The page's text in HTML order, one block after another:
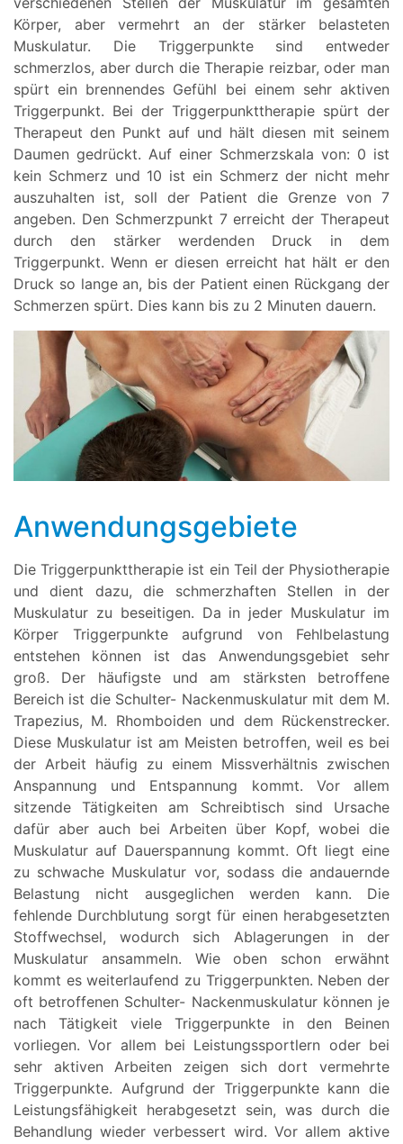
Körper, aber vermehrt an der stärker belasteten
Muskulatur. Die Triggerpunkte sind entweder
schmerzlos, aber durch die Therapie reizbar, oder man
spürt ein brennendes Gefühl bei einem sehr aktiven
Triggerpunkt. Bei der Triggerpunkttherapie spürt der
Therapeut den Punkt auf und hält diesen mit seinem
Daumen gedrückt. Auf einer Schmerzskala von: 0 ist
kein Schmerz und 10 ist ein Schmerz der nicht mehr
auszuhalten ist, soll der Patient die Grenze von 7
angeben. Den Schmerzpunkt 7 erreicht der Therapeut
durch den stärker werdenden Druck in dem
Triggerpunkt. Wenn er diesen erreicht hat hält er den
Druck so lange an, bis der Patient einen Rückgang der
Schmerzen spürt. Dies kann bis zu 2 Minuten dauern.
Anwendungsgebiete
Die Triggerpunkttherapie ist ein Teil der Physiotherapie
und dient dazu, die schmerzhaften Stellen in der
Muskulatur zu beseitigen. Da in jeder Muskulatur im
Körper Triggerpunkte aufgrund von Fehlbelastung
entstehen können ist das Anwendungsgebiet sehr
groß. Der häufigste und am stärksten betroffene
Bereich ist die Schulter- Nackenmuskulatur mit dem M.
Trapezius, M. Rhomboiden und dem Rückenstrecker.
Diese Muskulatur ist am Meisten betroffen, weil es bei
der Arbeit häufig zu einem Missverhältnis zwischen
Anspannung und Entspannung kommt. Vor allem
sitzende Tätigkeiten am Schreibtisch sind Ursache
dafür aber auch bei Arbeiten über Kopf, wobei die
Muskulatur auf Dauerspannung kommt. Oft liegt eine
zu schwache Muskulatur vor, sodass die andauernde
Belastung nicht ausgeglichen werden kann. Die
fehlende Durchblutung sorgt für einen herabgesetzten
Stoffwechsel, wodurch sich Ablagerungen in der
Muskulatur ansammeln. Wie oben schon erwähnt
kommt es weiterlaufend zu Triggerpunkten. Neben der
oft betroffenen Schulter- Nackenmuskulatur können je
nach Tätigkeit viele Triggerpunkte in den Beinen
vorliegen. Vor allem bei Leistungssportlern oder bei
sehr aktiven Arbeiten zeigen sich dort vermehrte
Triggerpunkte. Aufgrund der Triggerpunkte kann die
Leistungsfähigkeit herabgesetzt sein, was durch die
Behandlung wieder verbessert wird. Vor allem aktive